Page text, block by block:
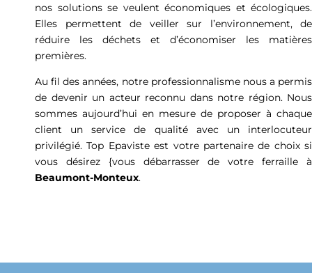
nos solutions se veulent économiques et écologiques.
Elles permettent de veiller sur l’environnement, de
réduire les déchets et d’économiser les matières
premières.
Au fil des années, notre professionnalisme nous a permis
de devenir un acteur reconnu dans notre région. Nous
sommes aujourd’hui en mesure de proposer à chaque
client un service de qualité avec un interlocuteur
privilégié. Top Epaviste est votre partenaire de choix si
vous désirez {vous débarrasser de votre ferraille à
Beaumont-Monteux.